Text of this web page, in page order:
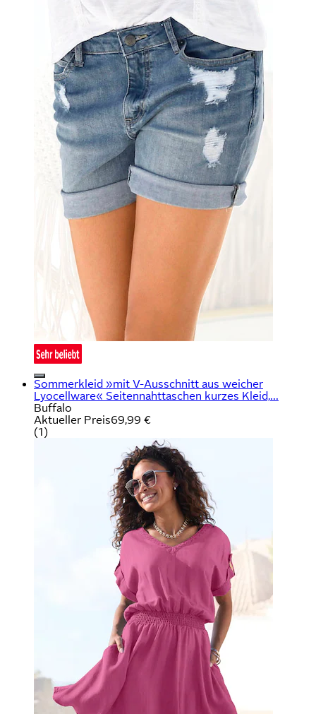
Sommerkleid »mit V-Ausschnitt aus weicher
Lyocellware« Seitennahttaschen kurzes Kleid,...
Buffalo
Aktueller Preis69,99 €
(1)